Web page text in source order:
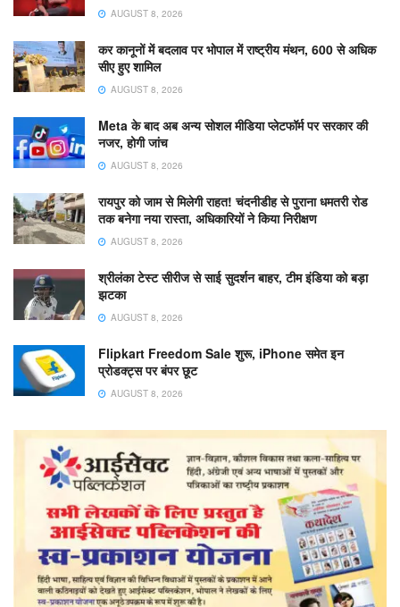
AUGUST 8, 2026
कर कानूनों में बदलाव पर भोपाल में राष्ट्रीय मंथन, 600 से अधिक
सीए हुए शामिल
AUGUST 8, 2026
Meta के बाद अब अन्य सोशल मीडिया प्लेटफॉर्म पर सरकार की
नजर, होगी जांच
AUGUST 8, 2026
रायपुर को जाम से मिलेगी राहत! चंदनीडीह से पुराना धमतरी रोड
तक बनेगा नया रास्ता, अधिकारियों ने किया निरीक्षण
AUGUST 8, 2026
श्रीलंका टेस्ट सीरीज से साई सुदर्शन बाहर, टीम इंडिया को बड़ा
झटका
AUGUST 8, 2026
Flipkart Freedom Sale शुरू, iPhone समेत इन
प्रोडक्ट्स पर बंपर छूट
AUGUST 8, 2026